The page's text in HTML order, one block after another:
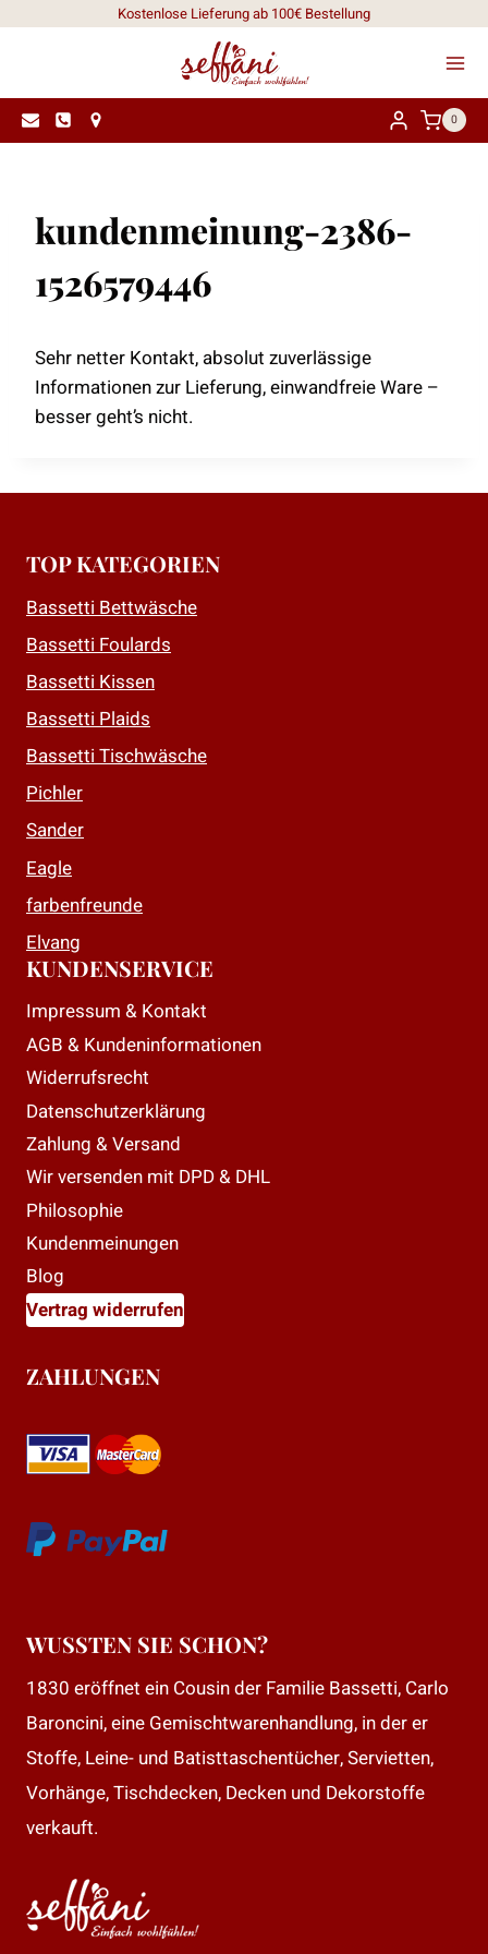
Kostenlose Lieferung ab 100€ Bestellung
0
kundenmeinung-2386-
1526579446
Sehr netter Kontakt, absolut zuverlässige
Informationen zur Lieferung, einwandfreie Ware –
besser geht’s nicht.
TOP KATEGORIEN
Bassetti Bettwäsche
Bassetti Foulards
Bassetti Kissen
Bassetti Plaids
Bassetti Tischwäsche
Pichler
Sander
Eagle
farbenfreunde
Elvang
KUNDENSERVICE
Impressum & Kontakt
AGB & Kundeninformationen
Widerrufsrecht
Datenschutzerklärung
Zahlung & Versand
Wir versenden mit DPD & DHL
Philosophie
Kundenmeinungen
Blog
Vertrag widerrufen
ZAHLUNGEN
WUSSTEN SIE SCHON?
1830 eröffnet ein Cousin der Familie Bassetti, Carlo
Baroncini, eine Gemischtwarenhandlung, in der er
Stoffe, Leine- und Batisttaschentücher, Servietten,
Vorhänge, Tischdecken, Decken und Dekorstoffe
verkauft.